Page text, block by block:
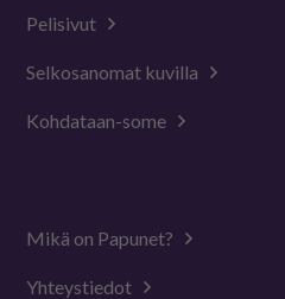
Pelisivut
Selkosanomat kuvilla
Kohdataan-some
Mikä on Papunet?
Yhteystiedot